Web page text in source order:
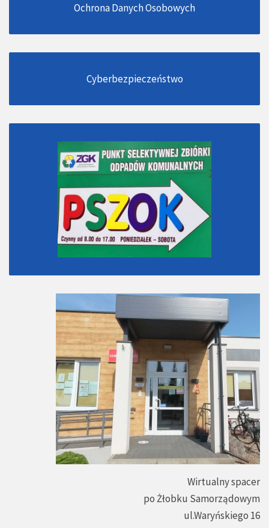
Ochrona Danych Osobowych
Cyberbezpieczeństwo
Wirtualny spacer
po Żłobku Samorządowym
ul.Waryńskiego 16